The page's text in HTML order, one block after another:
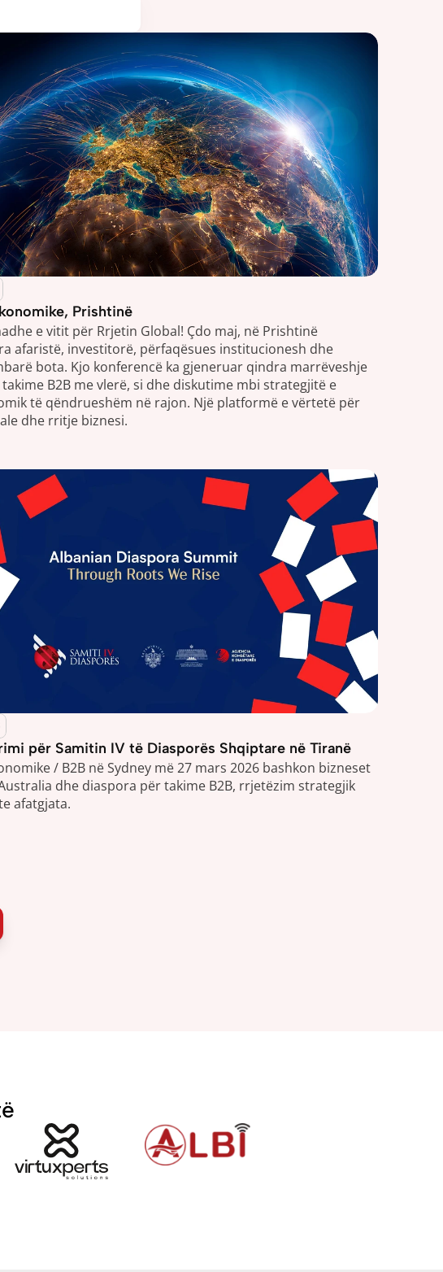
Prishtinë
e vitit për Rrjetin Global! Çdo maj, në Prishtinë
afaristë, investitorë, përfaqësues institucionesh dhe
bota. Kjo konferencë ka gjeneruar qindra marrëveshje
B2B me vlerë, si dhe diskutime mbi strategjitë e
të qëndrueshëm në rajon. Një platformë e vërtetë për
dhe rritje biznesi.
për Samitin IV të Diasporës Shqiptare në Tiranë
/ B2B në Sydney më 27 mars 2026 bashkon bizneset
dhe diaspora për takime B2B, rrjetëzim strategjik
afatgjata.